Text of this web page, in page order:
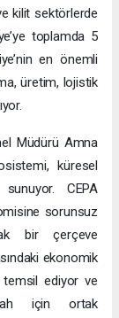
kilit sektörlerde
toplamda 5
en önemli
üretim, lojistik
Müdürü Amna
küresel
CEPA
sorunsuz
bir çerçeve
ekonomik
temsil ediyor ve
için ortak